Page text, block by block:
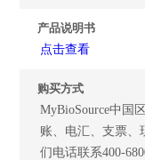
产品说明书
点击查看
购买方式
MyBioSource中国
账、电汇、支票、
们电话联系400-